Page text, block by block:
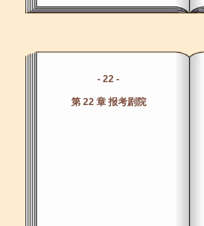
- 22 -
第 22 章 报考剧院